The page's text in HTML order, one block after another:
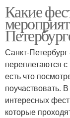
Какие
Санкт-Петербург
переплетаются
есть что
поучаствовать.
интересных
которые